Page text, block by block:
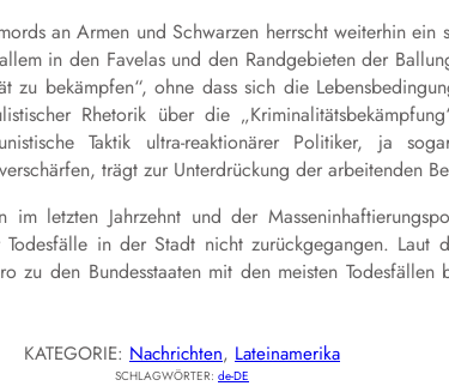
an Armen und Schwarzen herrscht weiterhin
in den Favelas und den Randgebieten der
zu bekämpfen“, ohne dass sich die
Rhetorik über die
Taktik ultra-reaktionärer Politiker, ja
trägt zur Unterdrückung der arbeitenden
im letzten Jahrzehnt und der
Todesfälle in der Stadt nicht zurückgegangen. Laut
zu den Bundesstaaten mit den meisten
KATEGORIE: Nachrichten, Lateinamerika
SCHLAGWÖRTER: de-DE